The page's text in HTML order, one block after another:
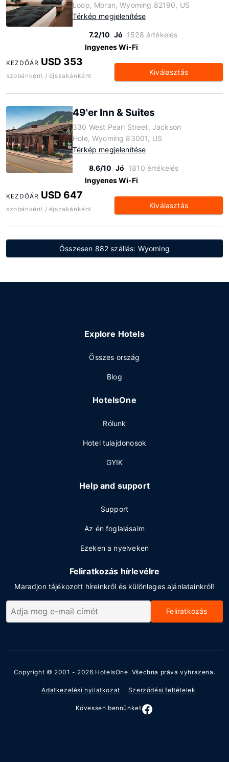
Loop, Moran, Wyoming 82190, US
Térkép megjelenítése
7.2/10 Jó 1528 értékelés
Ingyenes Wi-Fi
KEZDŐÁR USD 353
szobánként / éjszakánként Kiválasztás
49'er Inn & Suites
330 West Pearl Street, Jackson
Hole, Wyoming 83001, US
Térkép megjelenítése
8.6/10 Jó 1810 értékelés
Ingyenes Wi-Fi
KEZDŐÁR USD 647
szobánként / éjszakánként Kiválasztás
Összesen 882 szállás: Wyoming
Explore Hotels
Összes ország
Blog
HotelsOne
Rólunk
Hotel tulajdonosok
GYIK
Help and support
Support
Az én foglalásaim
Ezeken a nyelveken
Feliratkozás hírlevélre
Maradjon tájékozott híreinkről és különleges ajánlatainkról!
Feliratkozás
Copyright © 2001 - 2026 HotelsOne. Všechna práva vyhrazena.
Adatkezelési nyilatkozat Szerződési feltételek
Kövessen bennünket